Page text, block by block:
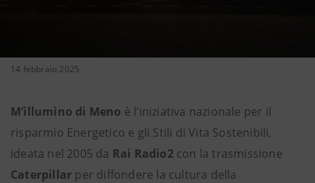
14 febbraio 2025
M’illumino di Meno è l’iniziativa nazionale per il
risparmio Energetico e gli Stili di Vita Sostenibili,
ideata nel 2005 da Rai Radio2con la trasmissione
Caterpillar per diffondere la cultura della